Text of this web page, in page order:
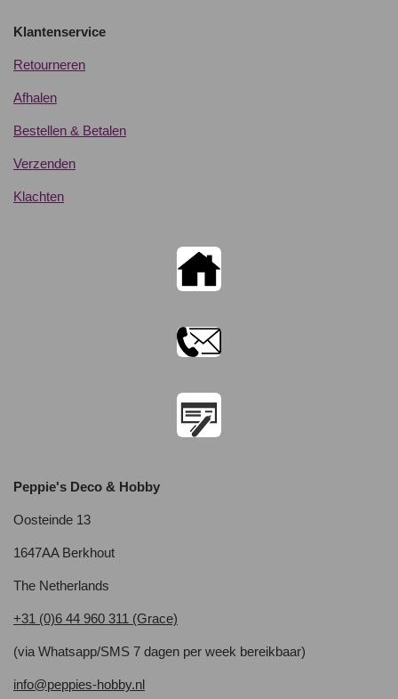
Klantenservice
Retourneren
Afhalen
Bestellen & Betalen
Verzenden
Klachten
Peppie's Deco & Hobby
Oosteinde 13
1647AA Berkhout
The Netherlands
+31 (0)6 44 960 311 (Grace)
(via Whatsapp/SMS 7 dagen per week bereikbaar)
info@peppies-hobby.nl